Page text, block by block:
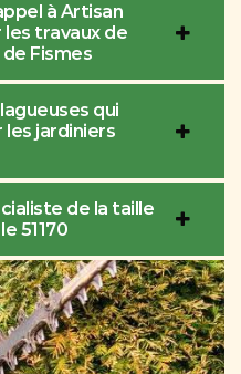
à Artisan
travaux de
Fismes
qui
jardiniers
de la taille
51170